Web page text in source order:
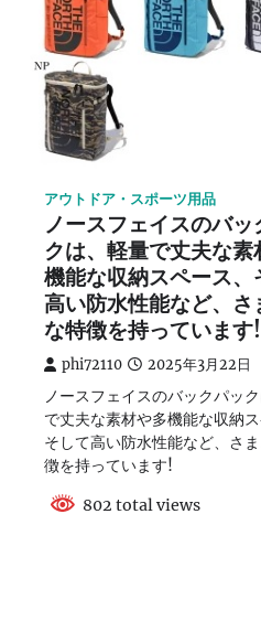
アウトドア・スポーツ用品
ノースフェイスのバッ
クは、軽量で丈夫な素
機能な収納スペース、
高い防水性能など、さ
な特徴を持っています!
phi72110 2025年3月22日
ノースフェイスのバックパッ
で丈夫な素材や多機能な収納ス
そして高い防水性能など、さ
徴を持っています!
802 total views